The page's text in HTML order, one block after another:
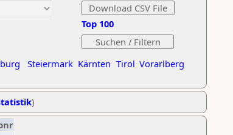
Steiermark Kärnten Tirol Vorarlberg
Top 100
)